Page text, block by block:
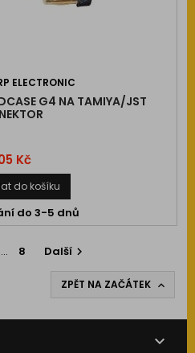
ELECTRONIC
G4 NA TAMIYA/JST
Kč
do košíku
do 3-5 dnů
… 8 Další
ZPĚT NA ZAČÁTEK 
